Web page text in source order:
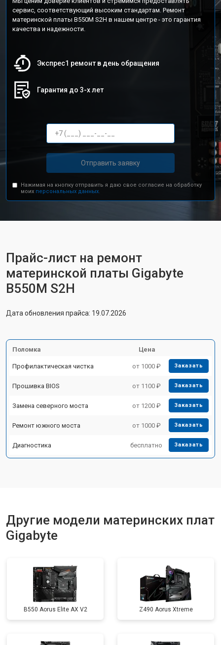
сервис, соответствующий высоким стандартам. Ремонт
материнской платы B550M S2H в нашем центре - это гарантия
качества и надежности.
Экспрес1 ремонт в день обращения
Гарантия до 3-х лет
Отправить заявку
Нажимая на кнопку отправить я даю свое согласие на обработку
моих персональных данных.
Прайс-лист на ремонт
материнской платы Gigabyte
B550M S2H
Дата обновления прайса: 19.07.2026
Поломка Цена
Профилактическая чистка от 1000 ₽ Заказать
Прошивка BIOS от 1100 ₽ Заказать
Замена северного моста от 1200 ₽ Заказать
Ремонт южного моста от 1000 ₽ Заказать
Диагностика бесплатно Заказать
Другие модели материнских плат
Gigabyte
B550 Aorus Elite AX V2 Z490 Aorus Xtreme